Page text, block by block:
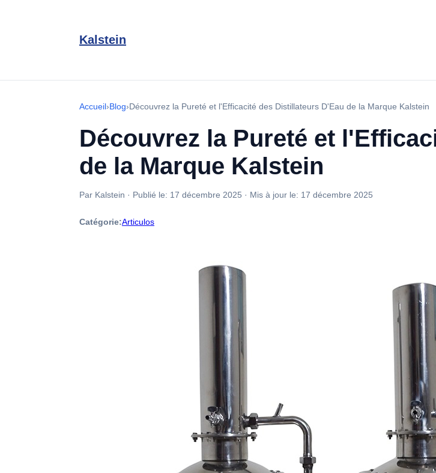
Kalstein
Accueil›Blog›Découvrez la Pureté et l'Efficacité des Distillateurs D'Eau de la Marque Kalstein
Découvrez la Pureté et
de la Marque Kalstein
Par Kalstein · Publié le: 17 décembre 2025 · Mis à jour le: 17 décembre 2025
Catégorie:Articulos